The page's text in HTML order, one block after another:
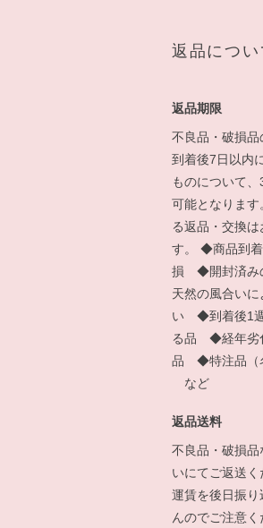
返品につい
返品期限
不良品・破損
到着後7日以内
ものについて
可能となります
る返品・交換
す。 ◆商品到
損 ◆開封済み
天然の風合い
い ◆到着後1週
る品 ◆経年劣
品 ◆特注品（
など
返品送料
不良品・破損
いにてご返送
運賃を後日振
んのでご注意